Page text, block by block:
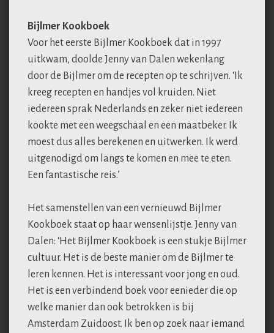
Bijlmer Kookboek
Voor het eerste Bijlmer Kookboek dat in 1997
uitkwam, doolde Jenny van Dalen wekenlang
door de Bijlmer om de recepten op te schrijven. ‘Ik
kreeg recepten en handjes vol kruiden. Niet
iedereen sprak Nederlands en zeker niet iedereen
kookte met een weegschaal en een maatbeker. Ik
moest dus alles berekenen en uitwerken. Ik werd
uitgenodigd om langs te komen en mee te eten.
Een fantastische reis.’
Het samenstellen van een vernieuwd Bijlmer
Kookboek staat op haar wensenlijstje. Jenny van
Dalen: ‘Het Bijlmer Kookboek is een stukje Bijlmer
cultuur. Het is de beste manier om de Bijlmer te
leren kennen. Het is interessant voor jong en oud.
Het is een verbindend boek voor eenieder die op
welke manier dan ook betrokken is bij
Amsterdam Zuidoost. Ik ben op zoek naar iemand